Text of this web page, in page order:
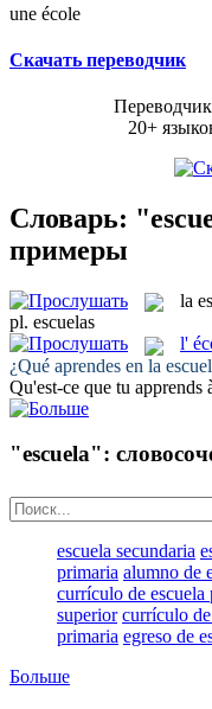
une école
Скачать переводчик
20+
Словарь:
примеры
la
pl. escuelas
l'
¿Qué aprendes en la
Qu'est-ce que tu apprends
"escuela":
escuela secundaria
primaria alumno de
currículo de escuela
superior currículo de
primaria egreso de
Больше